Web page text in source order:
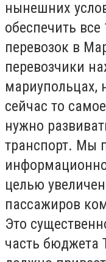
нынешних
обеспечить
перевозок в
перевозчики
мариупольцах,
сейчас то
нужно
транспорт. Мы
целью
пассажиров
Это
часть бюджета